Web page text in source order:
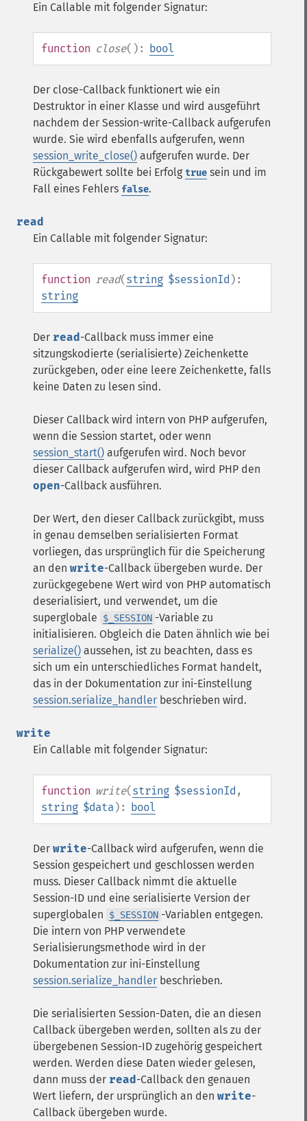
Ein Callable mit folgender Signatur:
function close(): bool
Der close-Callback funktionert wie ein
Destruktor in einer Klasse und wird ausgeführt
nachdem der Session-write-Callback aufgerufen
wurde. Sie wird ebenfalls aufgerufen, wenn
session_write_close() aufgerufen wurde. Der
Rückgabewert sollte bei Erfolg true sein und im
Fall eines Fehlers false.
read
Ein Callable mit folgender Signatur:
function read(string $sessionId ):
string
Der read-Callback muss immer eine
sitzungskodierte (serialisierte) Zeichenkette
zurückgeben, oder eine leere Zeichenkette, falls
keine Daten zu lesen sind.
Dieser Callback wird intern von PHP aufgerufen,
wenn die Session startet, oder wenn
session_start() aufgerufen wird. Noch bevor
dieser Callback aufgerufen wird, wird PHP den
open-Callback ausführen.
Der Wert, den dieser Callback zurückgibt, muss
in genau demselben serialisierten Format
vorliegen, das ursprünglich für die Speicherung
an den write-Callback übergeben wurde. Der
zurückgegebene Wert wird von PHP automatisch
deserialisiert, und verwendet, um die
superglobale
$_SESSION -Variable zu
initialisieren. Obgleich die Daten ähnlich wie bei
serialize() aussehen, ist zu beachten, dass es
sich um ein unterschiedliches Format handelt,
das in der Dokumentation zur ini-Einstellung
session.serialize_handler beschrieben wird.
write
Ein Callable mit folgender Signatur:
function write(string $sessionId ,
string $data): bool
Der write-Callback wird aufgerufen, wenn die
Session gespeichert und geschlossen werden
muss. Dieser Callback nimmt die aktuelle
Session-ID und eine serialisierte Version der
superglobalen
$_SESSION -Variablen entgegen.
Die intern von PHP verwendete
Serialisierungsmethode wird in der
Dokumentation zur ini-Einstellung
session.serialize_handler beschrieben.
Die serialisierten Session-Daten, die an diesen
Callback übergeben werden, sollten als zu der
übergebenen Session-ID zugehörig gespeichert
werden. Werden diese Daten wieder gelesen,
dann muss der read-Callback den genauen
Wert liefern, der ursprünglich an den write-
Callback übergeben wurde.